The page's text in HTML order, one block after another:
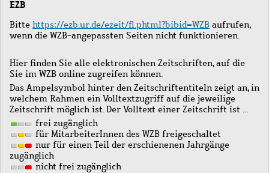
EZB
Bitte https://ezb.ur.de/ezeit/fl.phtml?bibid=WZB aufrufen,
wenn die WZB-angepassten Seiten nicht funktionieren.
Hier finden Sie alle elektronischen Zeitschriften, auf die
Sie im WZB online zugreifen können.
Das Ampelsymbol hinter den Zeitschriftentiteln zeigt an, in
welchem Rahmen ein Volltextzugriff auf die jeweilige
Zeitschrift möglich ist. Der Volltext einer Zeitschrift ist …
frei zugänglich
für MitarbeiterInnen des WZB freigeschaltet
nur für einen Teil der erschienenen Jahrgänge
zugänglich
nicht frei zugänglich